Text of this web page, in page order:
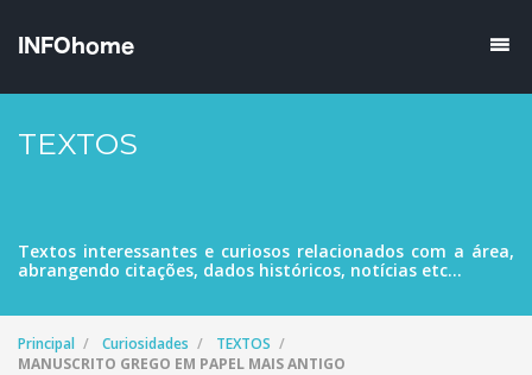
TEXTOS
Textos interessantes e curiosos relacionados com a área,
abrangendo citações, dados históricos, notícias etc...
Principal Curiosidades
TEXTOS
MANUSCRITO GREGO EM PAPEL MAIS ANTIGO